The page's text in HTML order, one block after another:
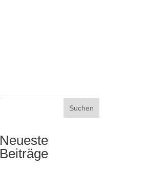
Suchen
Neueste
Beiträge